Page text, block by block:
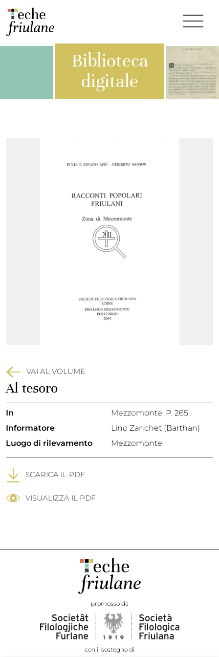
Biblioteca
digitale
VAI AL VOLUME
Al tesoro
In Mezzomonte, P. 265
Informatore
Lino Zanchet (Barthan)
Luogo di rilevamento
Mezzomonte
SCARICA IL PDF
VISUALIZZA IL PDF
promosso da
con il sostegno di